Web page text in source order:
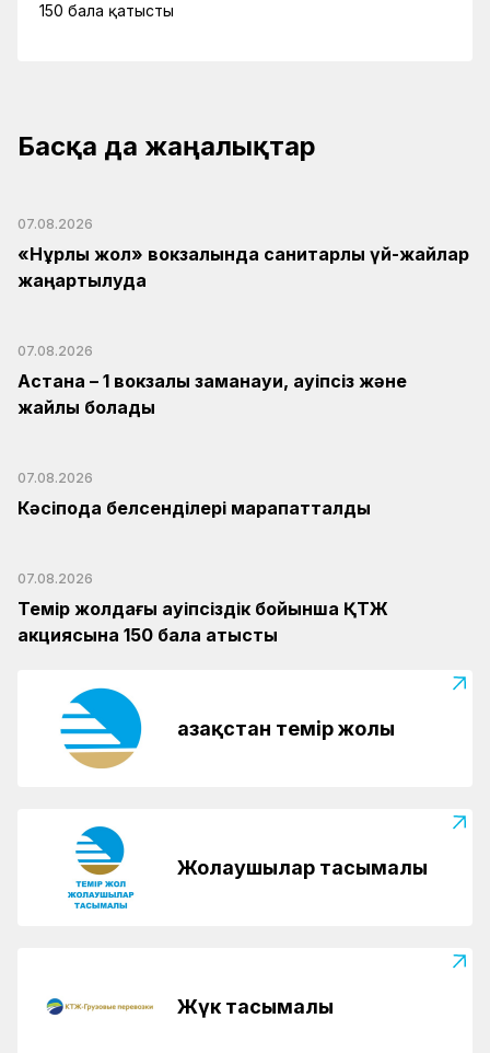
150 бала қатысты
Басқа да жаңалықтар
07.08.2026
«Нұрлы жол» вокзалында санитарлық үй-жайлар
жаңартылуда
07.08.2026
Астана – 1 вокзалы заманауи, қауіпсіз және
жайлы болады
07.08.2026
Кәсіподақ белсенділері марапатталды
07.08.2026
Темір жолдағы қауіпсіздік бойынша ҚТЖ
акциясына 150 бала қатысты
Қазақстан темір жолы
Жолаушылар тасымалы
Жүк тасымалы